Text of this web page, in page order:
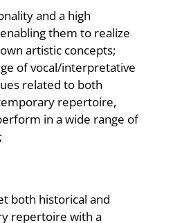
and a high
them to realize
artistic concepts;
of vocal/interpretative
related to both
repertoire,
in a wide range of
both historical and
repertoire with a